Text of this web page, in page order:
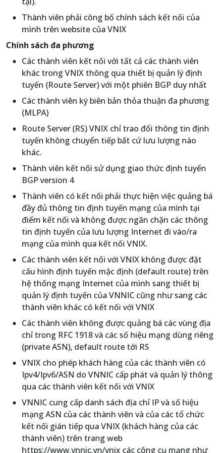
Thành viên phải công bố chính sách kết nối của
mình trên website của VNIX
Chính sách đa phương
Các thành viên kết nối với tất cả các thành viên
khác trong VNIX thông qua thiết bị quản lý định
tuyến (Route Server) với một phiên BGP duy nhất
Các thành viên ký biên bản thỏa thuận đa phương
(MLPA)
Route Server (RS) VNIX chỉ trao đổi thông tin định
tuyến không chuyển tiếp bất cứ lưu lượng nào
khác.
Thành viên kết nối sử dụng giao thức định tuyến
BGP version 4
Thành viên có kết nối phải thực hiện việc quảng bá
đầy đủ thông tin định tuyến mạng của mình tại
điểm kết nối và không được ngăn chặn các thông
tin định tuyến của lưu lượng Internet đi vào/ra
mạng của mình qua kết nối VNIX.
Các thành viên kết nối với VNIX không được đặt
cấu hình định tuyến mặc định (default route) trên
hệ thống mạng Internet của mình sang thiết bị
quản lý định tuyến của VNNIC cũng như sang các
thành viên khác có kết nối với VNIX
Các thành viên không được quảng bá các vùng địa
chỉ trong RFC 1918 và các số hiệu mạng dùng riêng
(private ASN), default route tới RS
VNIX cho phép khách hàng của các thành viên có
Ipv4/Ipv6/ASN do VNNIC cấp phát và quản lý thông
qua các thành viên kết nối với VNIX
VNNIC cung cấp danh sách địa chỉ IP và số hiệu
mạng ASN của các thành viên và của các tổ chức
kết nối gián tiếp qua VNIX (khách hàng của các
thành viên) trên trang web
https://www.vnnic.vn/vnix các công cụ mạng như